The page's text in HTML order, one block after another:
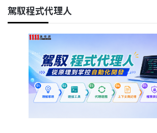
駕馭程式代理人